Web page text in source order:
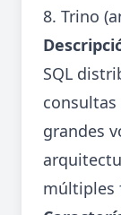
8. Trino
SQL
grandes
múltiples